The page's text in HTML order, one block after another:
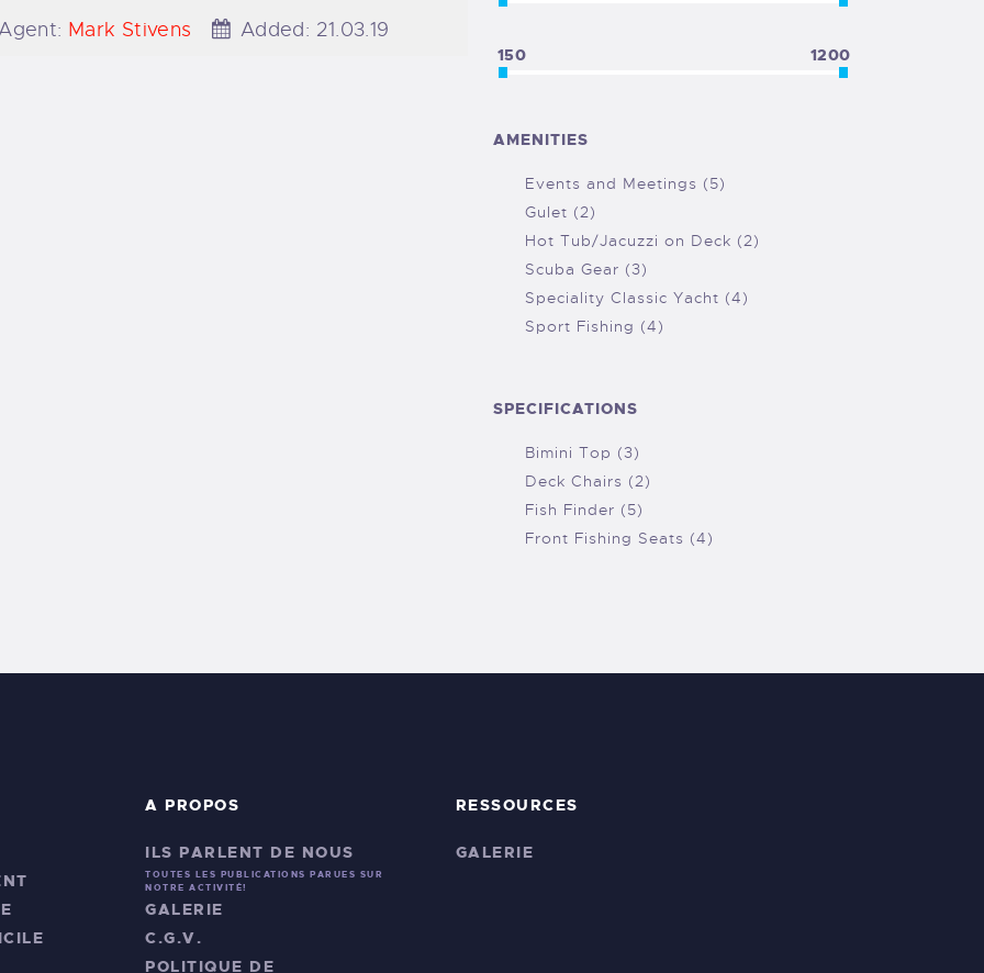
Mark Stivens Added: 21.03.19
150 1200
AMENITIES
Events and Meetings (5)
Gulet (2)
Hot Tub/Jacuzzi on Deck (2)
Scuba Gear (3)
Speciality Classic Yacht (4)
Sport Fishing (4)
SPECIFICATIONS
Bimini Top (3)
Deck Chairs (2)
Fish Finder (5)
Front Fishing Seats (4)
A PROPOS
ILS PARLENT DE NOUS
TOUTES LES PUBLICATIONS PARUES SUR
NOTRE ACTIVITÉ!
GALERIE
C.G.V.
POLITIQUE DE
RESSOURCES
GALERIE